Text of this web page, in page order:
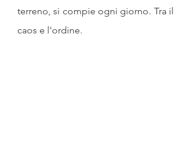
terreno, si compie ogni giorno. Tra il
caos e l'ordine.